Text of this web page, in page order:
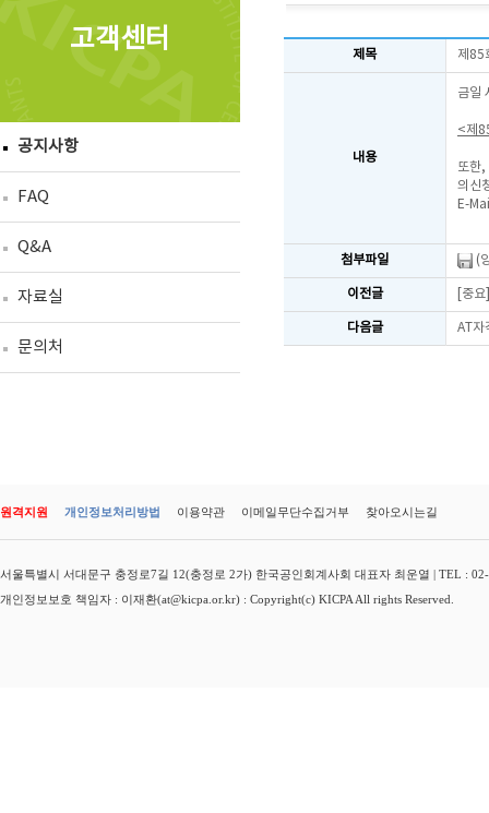
고객센터
공지사항
FAQ
Q&A
자료실
문의처
제목 제85
내용
금일
<제
또한
의신
E-
첨부파일 (
이전글 [중
다음글 AT자
원격지원 개인정보처리방법 이용약관 이메일무단수집거부 찾아오시는길
서울특별시 서대문구 충정로7길 12(충정로 2가) 한국공인회계사회 대표자 최운열 | TEL :
개인정보보호 책임자 : 이재환(at@kicpa.or.kr) : Copyright(c) KICPA All rights Reserved.